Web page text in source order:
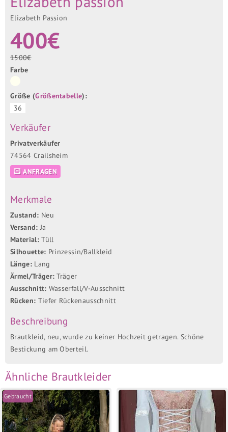
Elizabeth Passion
400€
1500€
Farbe
Größe (Größentabelle):
36
Verkäufer
Privatverkäufer
74564 Crailsheim
ANFRAGEN
Merkmale
Zustand: Neu
Versand: Ja
Material:Tüll
Silhouette: Prinzessin/Ballkleid
Länge:Lang
Ärmel/Träger: Träger
Ausschnitt: Wasserfall/V-Ausschnitt
Rücken: Tiefer Rückenausschnitt
Beschreibung
Brautkleid, neu, wurde zu keiner Hochzeit getragen. Schöne
Bestickung am Oberteil.
Ähnliche Brautkleider
Gebraucht